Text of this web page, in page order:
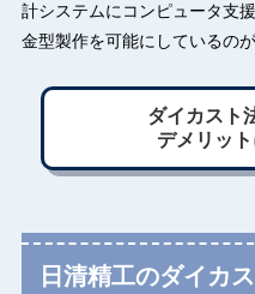
計システムにコンピュータ支
金型製作を可能にしているのが
ダイカスト
デメリッ
日清精工のダイカ